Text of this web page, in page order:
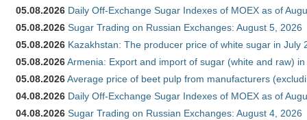
05.08.2026 Daily Off-Exchange Sugar Indexes of MOEX as of
05.08.2026 Sugar Trading on Russian Exchanges: August 5, 2026
05.08.2026 Kazakhstan: The producer price of white sugar in July
05.08.2026Armenia: Export and import of sugar (white and raw)
05.08.2026Average price of beet pulp from manufacturers
04.08.2026 Daily Off-Exchange Sugar Indexes of MOEX as of
04.08.2026 Sugar Trading on Russian Exchanges: August 4, 2026